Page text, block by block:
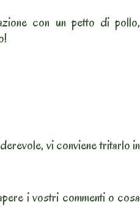
con un petto di pollo,
vi conviene tritarlo in
i vostri commenti o cosa